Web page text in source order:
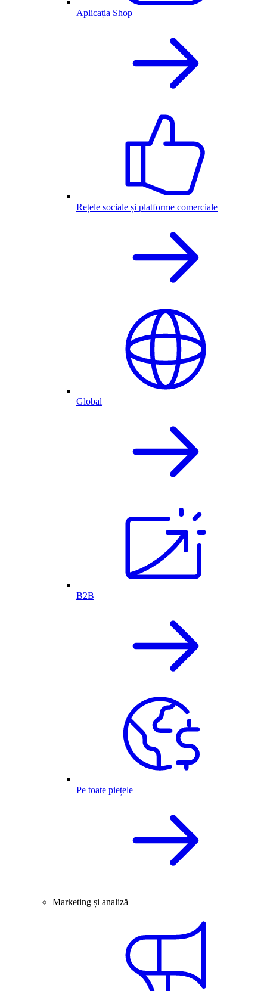
Aplicația Shop
Rețele sociale și platforme comerciale
Global
B2B
Pe toate piețele
Marketing și analiză